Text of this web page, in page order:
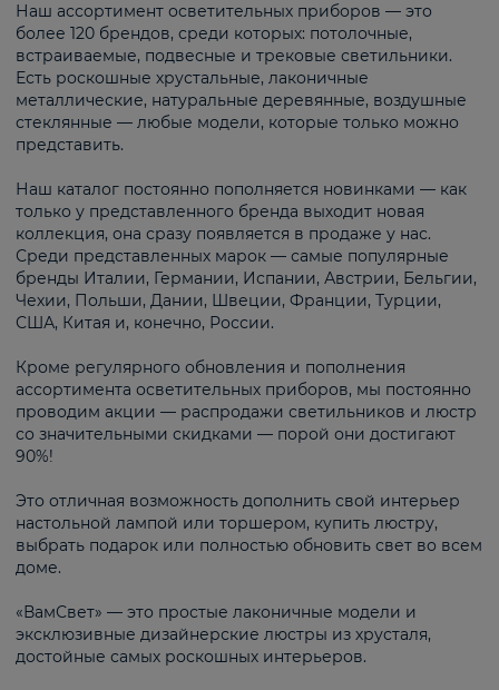
Наш ассортимент осветительных приборов — это
более 120 брендов, среди которых: потолочные,
встраиваемые, подвесные и трековые светильники.
Есть роскошные хрустальные, лаконичные
металлические, натуральные деревянные, воздушные
стеклянные — любые модели, которые только можно
представить.
Наш каталог постоянно пополняется новинками — как
только у представленного бренда выходит новая
коллекция, она сразу появляется в продаже у нас.
Среди представленных марок — самые популярные
бренды Италии, Германии, Испании, Австрии, Бельгии,
Чехии, Польши, Дании, Швеции, Франции, Турции,
США, Китая и, конечно, России.
Кроме регулярного обновления и пополнения
ассортимента осветительных приборов, мы постоянно
проводим акции — распродажи светильников и люстр
со значительными скидками — порой они достигают
90%!
Это отличная возможность дополнить свой интерьер
настольной лампой или торшером, купить люстру,
выбрать подарок или полностью обновить свет во всем
доме.
«ВамСвет» — это простые лаконичные модели и
эксклюзивные дизайнерские люстры из хрусталя,
достойные самых роскошных интерьеров.